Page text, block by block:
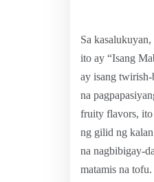
Sa
ito ay “Isang
ay isang twirish-
na
fruity flavors, ito
ng gilid ng
na nagbibigay-
matamis na tofu.